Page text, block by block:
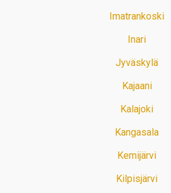
Imatrankoski
Inari
Jyväskylä
Kajaani
Kalajoki
Kangasala
Kemijärvi
Kilpisjärvi